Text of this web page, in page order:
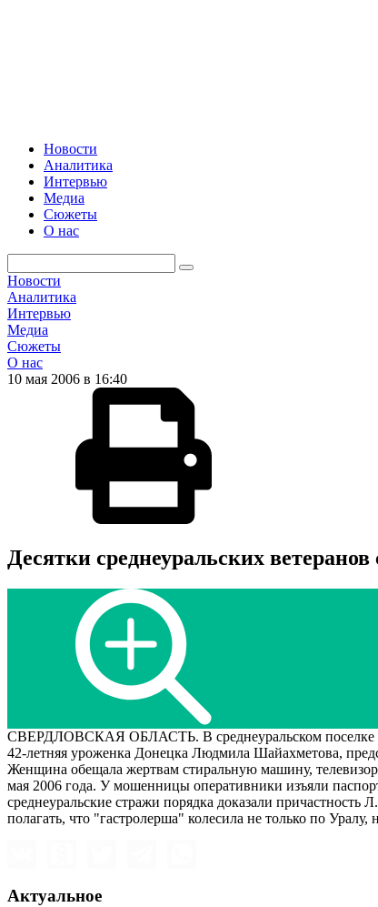
Новости
Аналитика
Интервью
Медиа
Сюжеты
О нас
Новости
Аналитика
Интервью
Медиа
Сюжеты
О нас
10 мая 2006 в 16:40
Десятки среднеуральских
СВЕРДЛОВСКАЯ ОБЛАСТЬ. В среднеуральском поселке
42-летняя уроженка Донецка Людмила Шайахметова,
Женщина обещала жертвам стиральную машину,
мая 2006 года. У мошенницы оперативники изъяли
среднеуральские стражи порядка доказали
полагать, что "гастролерша" колесила не только по
Актуальное